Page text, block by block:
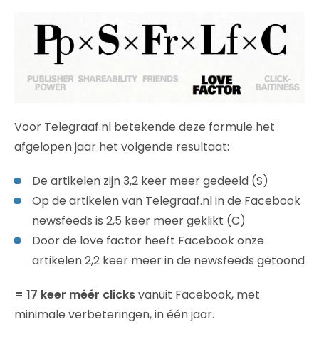
Voor Telegraaf.nl betekende deze formule het
afgelopen jaar het volgende resultaat:
De artikelen zijn 3,2 keer meer gedeeld (S)
Op de artikelen van Telegraaf.nl in de Facebook
newsfeeds is 2,5 keer meer geklikt (C)
Door de love factor heeft Facebook onze
artikelen 2,2 keer meer in de newsfeeds getoond
= 17 keer méér clicksvanuit Facebook, met
minimale verbeteringen, in één jaar.